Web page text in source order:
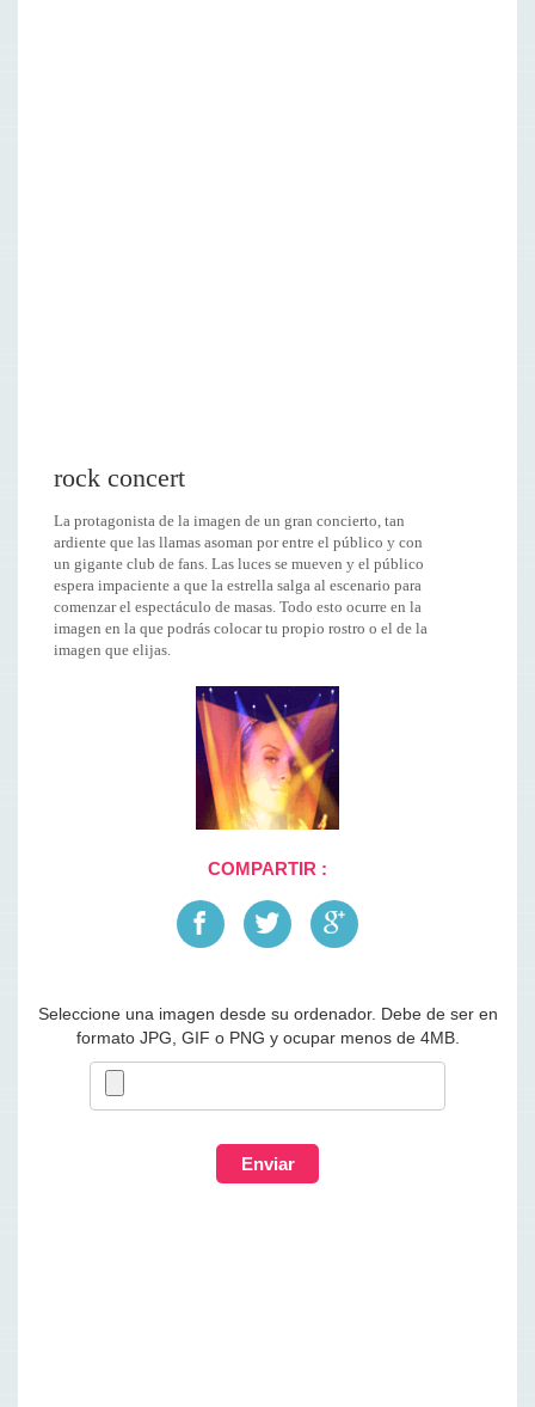
rock concert
La protagonista de la imagen de un gran concierto, tan
ardiente que las llamas asoman por entre el público y con
un gigante club de fans. Las luces se mueven y el público
espera impaciente a que la estrella salga al escenario para
comenzar el espectáculo de masas. Todo esto ocurre en la
imagen en la que podrás colocar tu propio rostro o el de la
imagen que elijas.
COMPARTIR :
Seleccione una imagen desde su ordenador. Debe de ser en
formato JPG, GIF o PNG y ocupar menos de 4MB.